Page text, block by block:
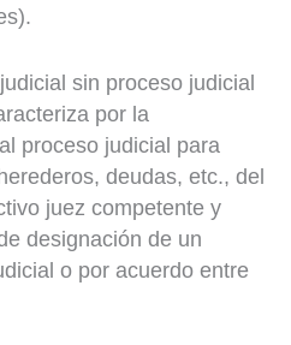
sin proceso judicial
por la
proceso judicial para
deudas, etc., del
juez competente y
designación de un
o por acuerdo entre